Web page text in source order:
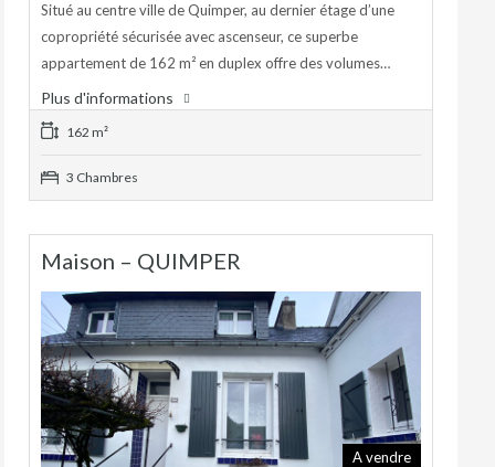
Situé au centre ville de Quimper, au dernier étage d’une
copropriété sécurisée avec ascenseur, ce superbe
appartement de 162 m² en duplex offre des volumes…
Plus d'informations
162 m²
3 Chambres
Maison – QUIMPER
A vendre